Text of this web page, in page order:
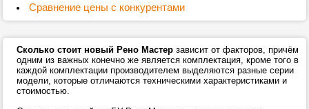
Сравнение цены с конкурентами
Сколько стоит новый Рено Мастер зависит от факторов, причём
одним из важных конечно же является комплектация, кроме того в
каждой комплектации производителем выделяются разные серии
модели, которые отличаются техническими характеристиками и
стоимостью.